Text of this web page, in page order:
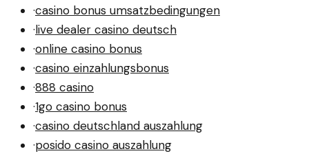
·casino bonus umsatzbedingungen
·live dealer casino deutsch
·online casino bonus
·casino einzahlungsbonus
·888 casino
·1go casino bonus
·casino deutschland auszahlung
·posido casino auszahlung